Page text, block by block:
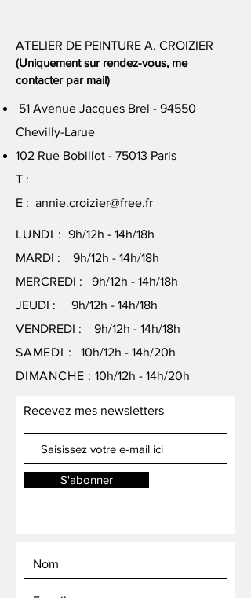
ATELIER DE PEINTURE A. CROIZIER
(Uniquement sur rendez-vous, me
contacter par mail)
51 Avenue Jacques Brel - 94550
Chevilly-Larue
102 Rue Bobillot - 75013 Paris
T :
E : annie.croizier@free.fr
LUNDI : 9h/12h - 14h/18h
MARDI : 9h/12h - 14h/18h
MERCREDI : 9h/12h - 14h/18h
JEUDI : 9h/12h - 14h/18h
VENDREDI : 9h/12h - 14h/18h
SAMEDI : 10h/12h - 14h/20h
DIMANCHE : 10h/12h - 14h/20h
Recevez mes newsletters
S'abonner